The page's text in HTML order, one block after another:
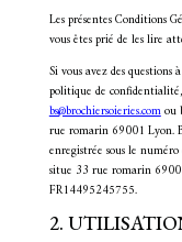
Les présentes Conditions
vous êtes prié de les lire
Si vous avez des questions
politique de
bs@brochiersoieries.comou
rue romarin 69001 Lyon.
enregistrée sous le
situe 33 rue romarin
FR14495245755.
2.